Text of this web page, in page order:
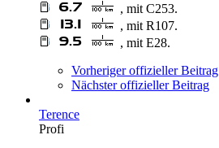
, mit C253.
, mit R107.
, mit E28.
Vorheriger offizieller Beitrag
Nächster offizieller Beitrag
Terence
Profi